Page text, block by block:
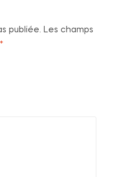
publiée. Les champs
*